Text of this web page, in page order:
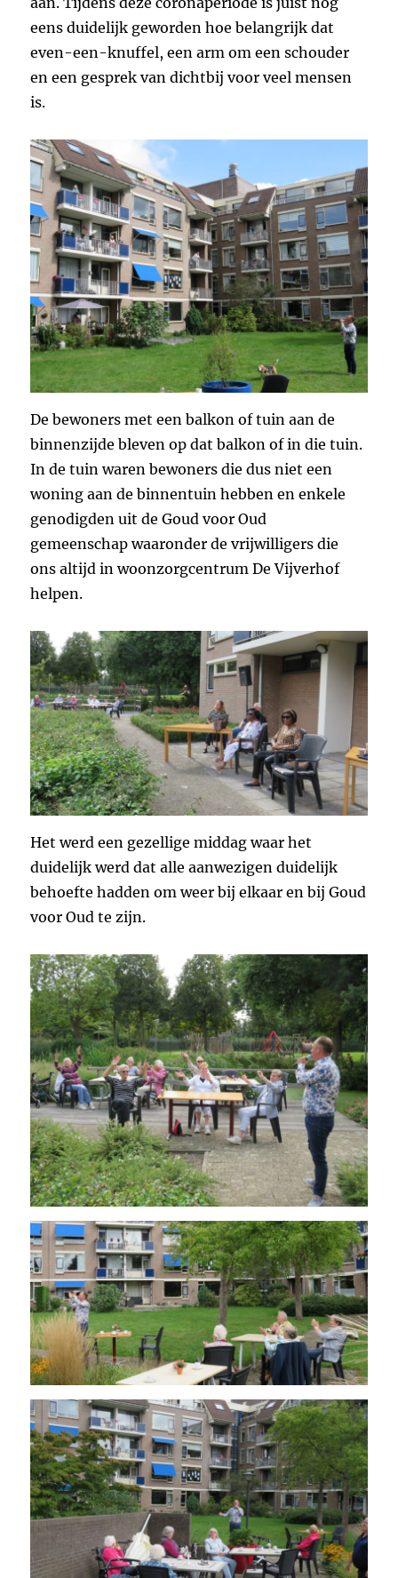
eens duidelijk geworden hoe belangrijk dat
even-een-knuffel, een arm om een schouder
en een gesprek van dichtbij voor veel mensen
is.
De bewoners met een balkon of tuin aan de
binnenzijde bleven op dat balkon of in die tuin.
In de tuin waren bewoners die dus niet een
woning aan de binnentuin hebben en enkele
genodigden uit de Goud voor Oud
gemeenschap waaronder de vrijwilligers die
ons altijd in woonzorgcentrum De Vijverhof
helpen.
Het werd een gezellige middag waar het
duidelijk werd dat alle aanwezigen duidelijk
behoefte hadden om weer bij elkaar en bij Goud
voor Oud te zijn.